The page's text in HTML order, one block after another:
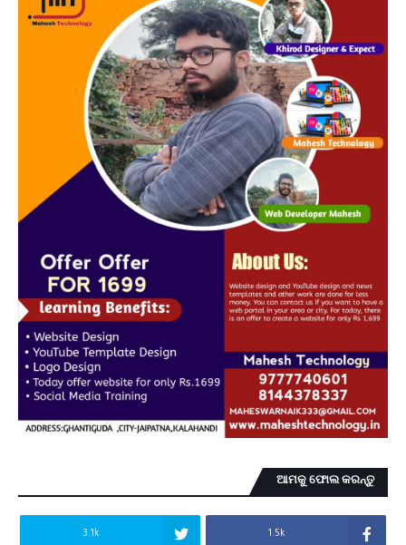
ଆମକୁ ଫୋଲ କରନ୍ତୁ
1.5k
3.1k